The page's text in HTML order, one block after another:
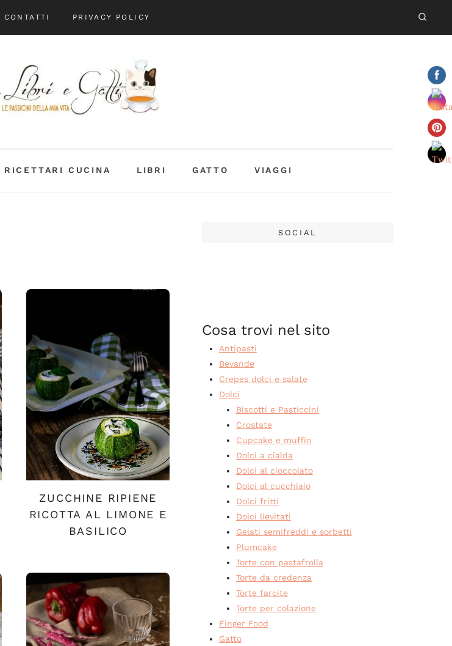
CONTATTI PRIVACY POLICY
RICETTARI CUCINA LIBRI GATTO VIAGGI
ZUCCHINE RIPIENE
RICOTTA AL LIMONE E
BASILICO
SOCIAL
Cosa trovi nel sito
Antipasti
Bevande
Crepes dolci e salate
Dolci
Biscotti e Pasticcini
Crostate
Cupcake e muffin
Dolci a cialda
Dolci al cioccolato
Dolci al cucchiaio
Dolci fritti
Dolci lievitati
Gelati semifreddi e sorbetti
Plumcake
Torte con pastafrolla
Torte da credenza
Torte farcite
Torte per colazione
Finger Food
Gatto